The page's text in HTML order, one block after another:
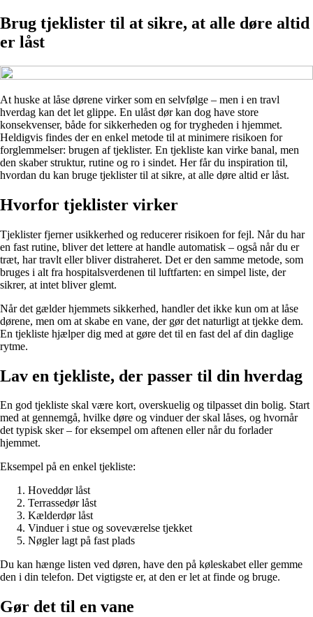
Brug tjeklister til at sikre, at alle døre altid
er låst
At huske at låse dørene virker som en selvfølge – men i en travl
hverdag kan det let glippe. En ulåst dør kan dog have store
konsekvenser, både for sikkerheden og for trygheden i hjemmet.
Heldigvis findes der en enkel metode til at minimere risikoen for
forglemmelser: brugen af tjeklister. En tjekliste kan virke banal, men
den skaber struktur, rutine og ro i sindet. Her får du inspiration til,
hvordan du kan bruge tjeklister til at sikre, at alle døre altid er låst.
Hvorfor tjeklister virker
Tjeklister fjerner usikkerhed og reducerer risikoen for fejl. Når du har
en fast rutine, bliver det lettere at handle automatisk – også når du er
træt, har travlt eller bliver distraheret. Det er den samme metode, som
bruges i alt fra hospitalsverdenen til luftfarten: en simpel liste, der
sikrer, at intet bliver glemt.
Når det gælder hjemmets sikkerhed, handler det ikke kun om at låse
dørene, men om at skabe en vane, der gør det naturligt at tjekke dem.
En tjekliste hjælper dig med at gøre det til en fast del af din daglige
rytme.
Lav en tjekliste, der passer til din hverdag
En god tjekliste skal være kort, overskuelig og tilpasset din bolig. Start
med at gennemgå, hvilke døre og vinduer der skal låses, og hvornår
det typisk sker – for eksempel om aftenen eller når du forlader
hjemmet.
Eksempel på en enkel tjekliste:
Hoveddør låst
Terrassedør låst
Kælderdør låst
Vinduer i stue og soveværelse tjekket
Nøgler lagt på fast plads
Du kan hænge listen ved døren, have den på køleskabet eller gemme
den i din telefon. Det vigtigste er, at den er let at finde og bruge.
Gør det til en vane